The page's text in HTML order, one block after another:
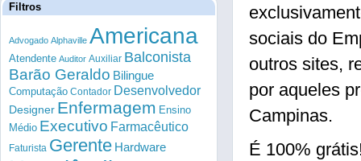
sociais do
outros sites,
por aqueles
Campinas.
É 100%
Filtros
Advogado Alphaville Americana
Atendente Auditor Auxiliar Balconista
Barão Geraldo Bilingue
Computação Contador Desenvolvedor
Designer Enfermagem Ensino
Médio Executivo Farmacêutico
Faturista Gerente Hardware